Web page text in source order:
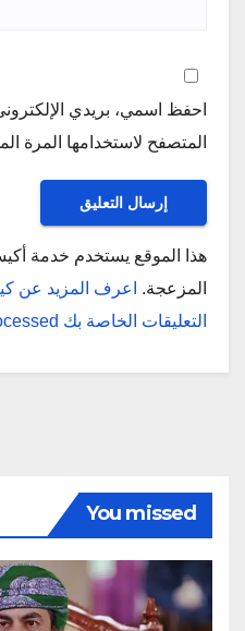
احفظ اسمي، بريدي
المتصفح لاستخدامها المرة
هذا الموقع يستخدم خدمة
المزعجة.
اعرف المزيد عن
التعليقات الخاصة بك processed
You missed